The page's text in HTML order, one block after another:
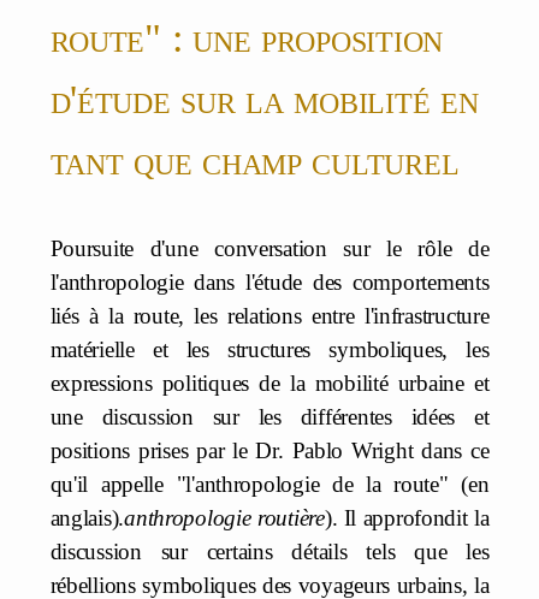
route" : une proposition
d'étude sur la mobilité en
tant que champ culturel
Poursuite d'une conversation sur le rôle de
l'anthropologie dans l'étude des comportements
liés à la route, les relations entre l'infrastructure
matérielle et les structures symboliques, les
expressions politiques de la mobilité urbaine et
une discussion sur les différentes idées et
positions prises par le Dr. Pablo Wright dans ce
qu'il appelle "l'anthropologie de la route" (en
anglais).anthropologie routière). Il approfondit la
discussion sur certains détails tels que les
rébellions symboliques des voyageurs urbains, la